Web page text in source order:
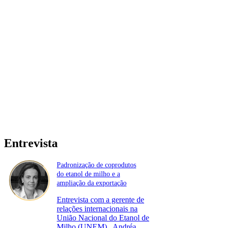
Entrevista
Padronização de coprodutos
do etanol de milho e a
ampliação da exportação
Entrevista com a gerente de
relações internacionais na
União Nacional do Etanol de